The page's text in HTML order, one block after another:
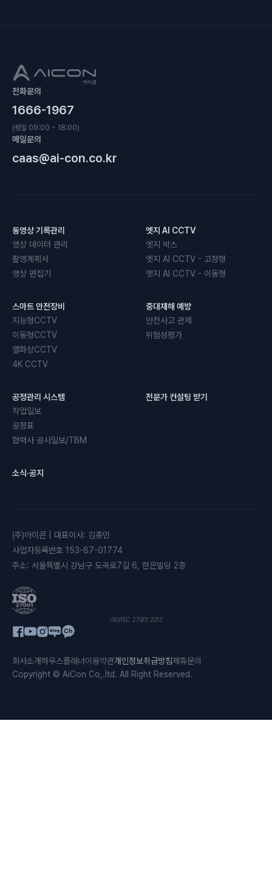
전화문의
1666-1967
(평일 09:00 ~ 18:00)
메일문의
caas@ai-con.co.kr
동영상 기록관리
영상 데이터 관리
촬영계획서
영상 편집기
엣지 AI CCTV
엣지 박스
엣지 AI CCTV - 고정형
엣지 AI CCTV - 이동형
스마트 안전장비
지능형CCTV
이동형CCTV
열화상CCTV
4K CCTV
중대재해 예방
안전사고 관제
위험성평가
공정관리 시스템
작업일보
공정표
협력사 공사일보/TBM
전문가 컨설팅 받기
소식·공지
(주)아이콘 대표이사: 김종민
사업자등록번호 153-87-01774
주소: 서울특별시 강남구 도곡로7길 6, 한은빌딩 2층
ISO/IEC 27001:2013
Copyright © AiCon Co,.ltd. All Right Reserved.
회사소개하우스플래너 이용약관개인정보취급방침제휴문의